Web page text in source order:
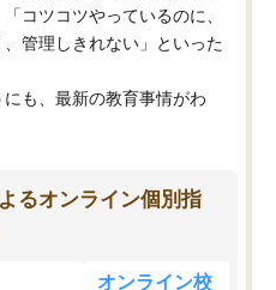
コツコツやっているのに、
管理しきれない」といった
も、最新の教育事情がわ
るオンライン個別指
オンライン校